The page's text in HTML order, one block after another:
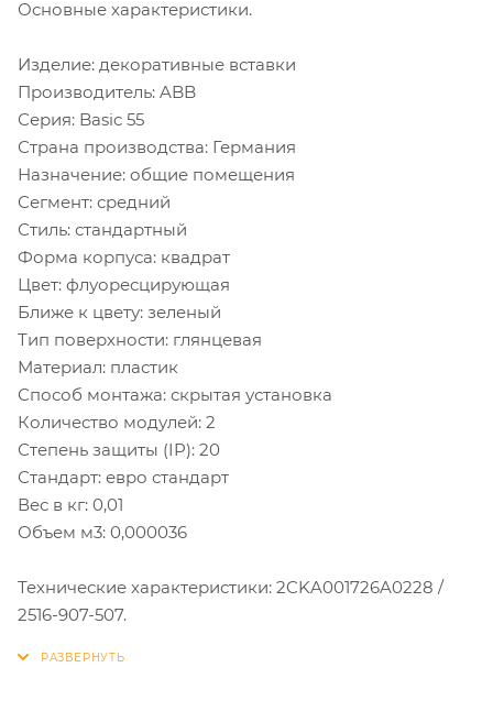
Основные характеристики.
Изделие: декоративные вставки
Производитель: ABB
Серия: Basic 55
Страна производства: Германия
Назначение: общие помещения
Сегмент: средний
Стиль: стандартный
Форма корпуса: квадрат
Цвет: флуоресцирующая
Ближе к цвету: зеленый
Тип поверхности: глянцевая
Материал: пластик
Способ монтажа: скрытая установка
Количество модулей: 2
Степень защиты (IP): 20
Стандарт: евро стандарт
Вес в кг: 0,01
Объем м3: 0,000036
Технические характеристики: 2CKA001726A0228 /
2516-907-507.